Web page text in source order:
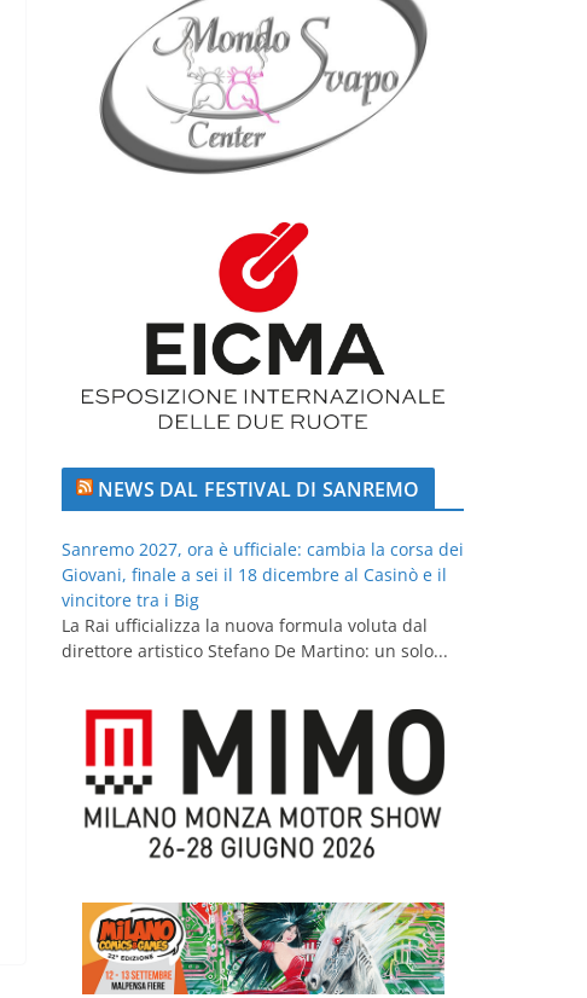
NEWS DAL FESTIVAL DI SANREMO
Sanremo 2027, ora è ufficiale: cambia la corsa dei
Giovani, finale a sei il 18 dicembre al Casinò e il
vincitore tra i Big
La Rai ufficializza la nuova formula voluta dal
direttore artistico Stefano De Martino: un solo...